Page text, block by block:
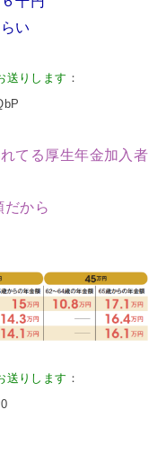
い
送りします ：
てる厚生年金加入者
だから
送りします ：